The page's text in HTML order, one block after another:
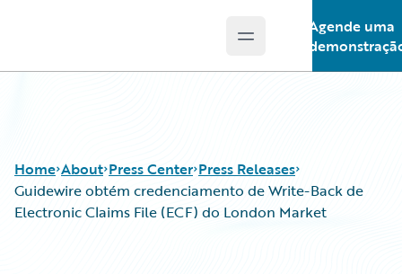
Open main menu
Agende uma
Home About Press Center Press Releases
Guidewire obtém credenciamento de Write-Back de
Electronic Claims File (ECF) do London Market